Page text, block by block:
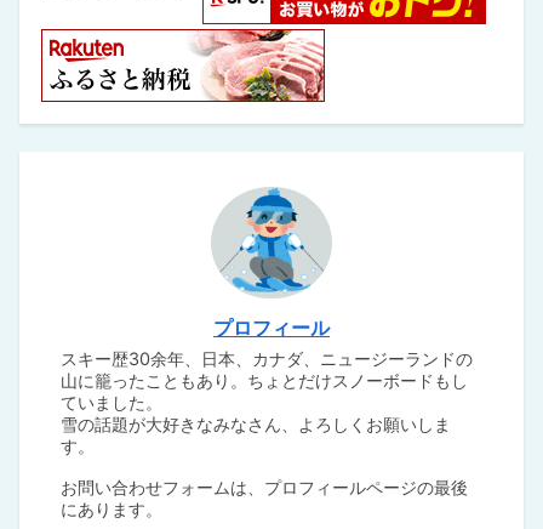
プロフィール
スキー歴30余年、日本、カナダ、ニュージーランドの
山に籠ったこともあり。ちょとだけスノーボードもし
ていました。
雪の話題が大好きなみなさん、よろしくお願いしま
す。
お問い合わせフォームは、プロフィールページの最後
にあります。